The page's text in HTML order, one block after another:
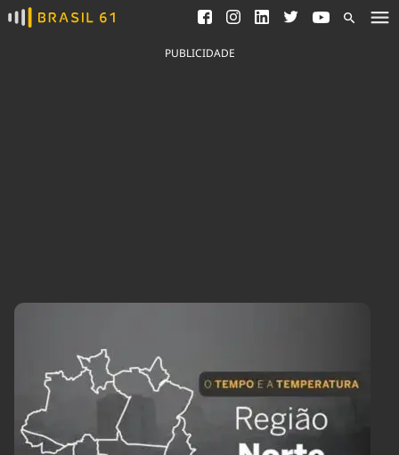
Ver todas as notícias
Saneamento
Indicadores
Brasil Mineral
Ciência &
Tecnologia
Cinema
Economia
Educação
Infraestrutura
Internacional
Política
Saúde
Tempo
PUBLICIDADE